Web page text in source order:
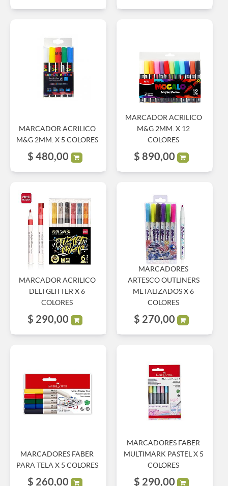
MARCADOR ACRILICO
M&G 2MM. X 5 COLORES
$ 480,00
MARCADOR ACRILICO
M&G 2MM. X 12
COLORES
$ 890,00
MARCADOR ACRILICO
DELI GLITTER X 6
COLORES
$ 290,00
MARCADORES
ARTESCO OUTLINERS
METALIZADOS X 6
COLORES
$ 270,00
MARCADORES FABER
PARA TELA X 5 COLORES
$ 260,00
MARCADORES FABER
MULTIMARK PASTEL X 5
COLORES
$ 290,00